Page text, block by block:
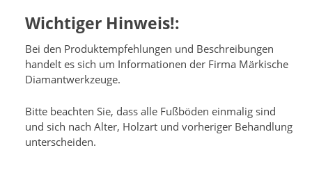
Wichtiger Hinweis!:
Bei den Produktempfehlungen und Beschreibungen
handelt es sich um Informationen der Firma Märkische
Diamantwerkzeuge.
Bitte beachten Sie, dass alle Fußböden einmalig sind
und sich nach Alter, Holzart und vorheriger Behandlung
unterscheiden.